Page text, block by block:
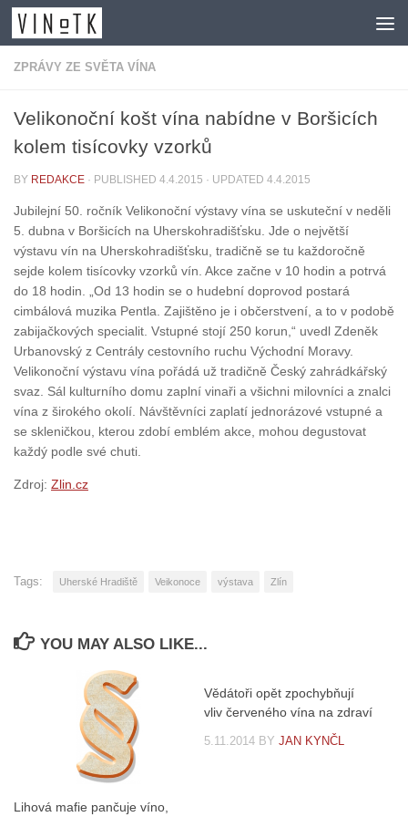
Skip to content
ZPRÁVY ZE SVĚTA VÍNA
Velikonoční košt vína nabídne v Boršicích
kolem tisícovky vzorků
BY REDAKCE · PUBLISHED 4.4.2015 · UPDATED 4.4.2015
Jubilejní 50. ročník Velikonoční výstavy vína se uskuteční v neděli
5. dubna v Boršicích na Uherskohradišťsku. Jde o největší
výstavu vín na Uherskohradišťsku, tradičně se tu každoročně
sejde kolem tisícovky vzorků vín. Akce začne v 10 hodin a potrvá
do 18 hodin. „Od 13 hodin se o hudební doprovod postará
cimbálová muzika Pentla. Zajištěno je i občerstvení, a to v podobě
zabijačkových specialit. Vstupné stojí 250 korun,“ uvedl Zdeněk
Urbanovský z Centrály cestovního ruchu Východní Moravy.
Velikonoční výstavu vína pořádá už tradičně Český zahrádkářský
svaz. Sál kulturního domu zaplní vinaři a všichni milovníci a znalci
vína z širokého okolí. Návštěvníci zaplatí jednorázové vstupné a
se skleničkou, kterou zdobí emblém akce, mohou degustovat
každý podle své chuti.
Zdroj: Zlin.cz
Tags: Uherské Hradiště Veikonoce výstava Zlín
YOU MAY ALSO LIKE...
Lihová mafie pančuje víno,
Vědátoři opět zpochybňují
vliv červeného vína na zdraví
5.11.2014 BY JAN KYNČL